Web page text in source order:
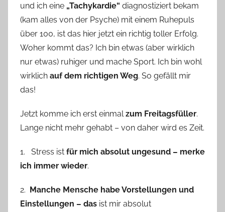
und ich eine „Tachykardie“ diagnostiziert bekam
(kam alles von der Psyche) mit einem Ruhepuls
über 100, ist das hier jetzt ein richtig toller Erfolg.
Woher kommt das? Ich bin etwas (aber wirklich
nur etwas) ruhiger und mache Sport. Ich bin wohl
wirklich auf dem richtigen Weg. So gefällt mir
das!
Jetzt komme ich erst einmal zum Freitagsfüller.
Lange nicht mehr gehabt – von daher wird es Zeit.
1. Stress ist für mich absolut ungesund – merke
ich immer wieder.
2. Manche Mensche habe Vorstellungen und
Einstellungen – das ist mir absolut